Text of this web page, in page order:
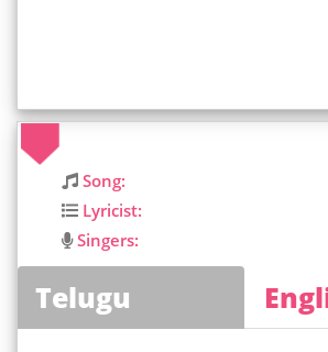
Song:
Lyricist:
Singers:
Telugu